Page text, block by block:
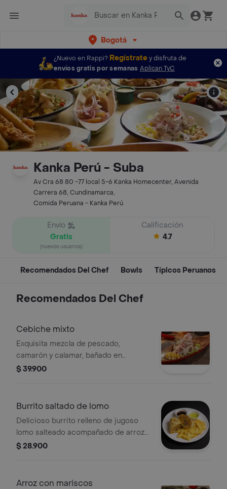
Bogotá
¿Nuevo en Rappi? Regístratey disfruta de
envíos gratis por semanas Aplican TyC
Kanka Perú - Suba
Av Cra 68 80 -77 local 5-6 Kanka Homecenter, Avenida
Carrera 68, Cundinamarca,
Comida Peruana - Kanka Perú
Envío
Gratis
(nuevos usuarios)
Calificación
4.7
Recomendados Del Chef Bowls Típicos Peruanos
Recomendados Del Chef
Cebiche mixto
Exquisita mezcla de pescado,
camarón y calamar, bañado en
nuestra leche de tigre. acompañado
$ 39.900
Burrito saltado de lomo
Delicioso burrito relleno de jugoso
lomo salteado acompañado de arroz
al estilo peruano, envuelto en una
con crujientes chips y dos salsas: una
$ 28.900
Arroz con mariscos